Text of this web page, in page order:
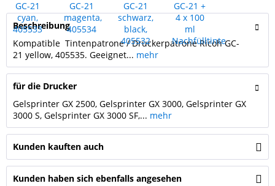
Beschreibung
Kompatible Tintenpatrone / Druckerpatrone Ricoh GC-
21 yellow, 405535. Geeignet... mehr
für die Drucker
Gelsprinter GX 2500, Gelsprinter GX 3000, Gelsprinter GX
3000 S, Gelsprinter GX 3000 SF,... mehr
Kunden kauften auch
Kunden haben sich ebenfalls angesehen